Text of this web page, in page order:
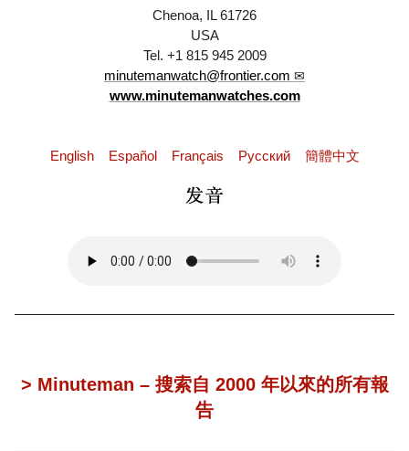
Chenoa, IL 61726
USA
Tel. +1 815 945 2009
minutemanwatch@frontier.com
www.minutemanwatches.com
English Español Français Pусский 簡體中文
> Minuteman – 搜索自 2000 年以來的所有報
告